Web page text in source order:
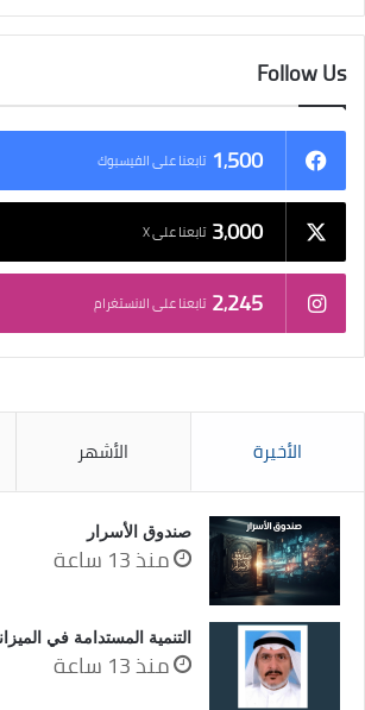
Follow Us
1٬500 تابعنا على الفيسبوك
3٬000 تابعنا على X
2٬245 تابعنا على الانستغرام
الأخيرة الأشهر
صندوق الأسرار
منذ 13 ساعة
التنمية المستدامة في
منذ 13 ساعة